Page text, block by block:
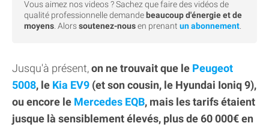
Vous aimez nos videos ? Sachez que faire des vidéos de
qualité professionnelle demande beaucoup d'énergie et de
moyens. Alorssoutenez-nousen prenant un abonnement.
Jusqu'à présent,on ne trouvait que le Peugeot
5008, le Kia EV9 (et son cousin, le Hyundai Ioniq 9),
ou encore le Mercedes EQB, mais les tarifs étaient
jusque là sensiblement élevés, plus de 60 000€ en